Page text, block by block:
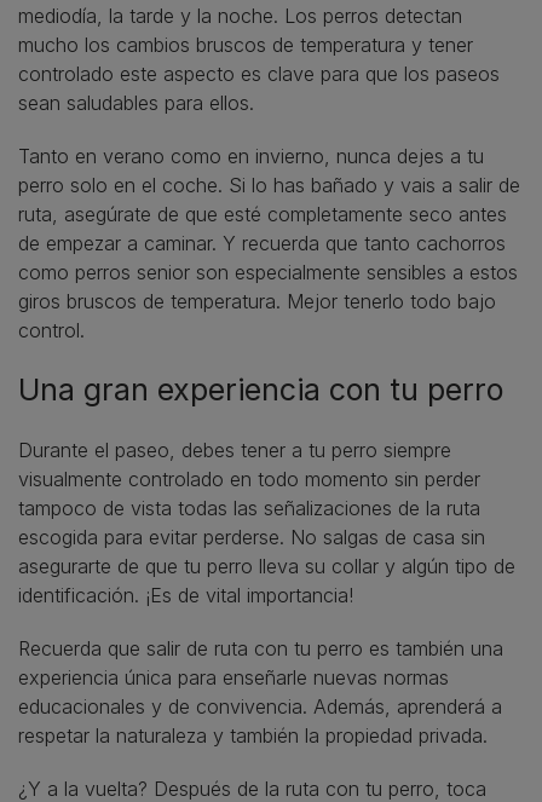
mediodía, la tarde y la noche. Los perros detectan
mucho los cambios bruscos de temperatura y tener
controlado este aspecto es clave para que los paseos
sean saludables para ellos.
Tanto en verano como en invierno, nunca dejes a tu
perro solo en el coche. Si lo has bañado y vais a salir de
ruta, asegúrate de que esté completamente seco antes
de empezar a caminar. Y recuerda que tanto cachorros
como perros senior son especialmente sensibles a estos
giros bruscos de temperatura. Mejor tenerlo todo bajo
control.
Una gran experiencia con tu perro
Durante el paseo, debes tener a tu perro siempre
visualmente controlado en todo momento sin perder
tampoco de vista todas las señalizaciones de la ruta
escogida para evitar perderse. No salgas de casa sin
asegurarte de que tu perro lleva su collar y algún tipo de
identificación. ¡Es de vital importancia!
Recuerda que salir de ruta con tu perro es también una
experiencia única para enseñarle nuevas normas
educacionales y de convivencia. Además, aprenderá a
respetar la naturaleza y también la propiedad privada.
¿Y a la vuelta? Después de la ruta con tu perro, toca